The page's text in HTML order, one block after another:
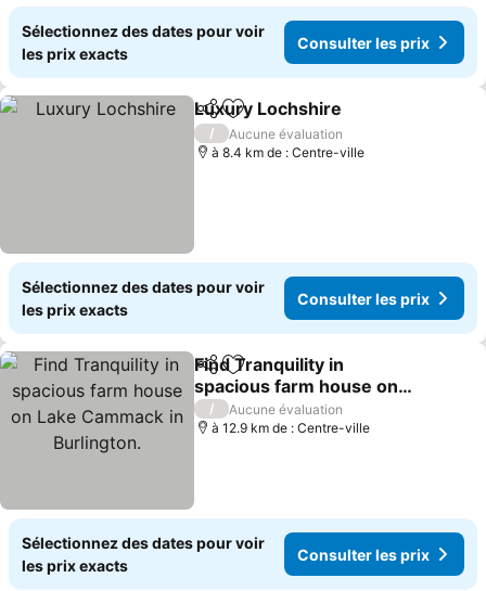
Sélectionnez des dates pour voir
les prix exacts
Consulter les prix
PartagerAjouter à mes favoris
Luxury Lochshire
/
Aucune évaluation
à 8.4 km de : Centre-ville
Sélectionnez des dates pour voir
les prix exacts
Consulter les prix
PartagerAjouter à mes favoris
Find Tranquility in
spacious farm house on
Lake Cammack in
Burlington.
/
Aucune évaluation
à 12.9 km de : Centre-ville
Sélectionnez des dates pour voir
les prix exacts
Consulter les prix